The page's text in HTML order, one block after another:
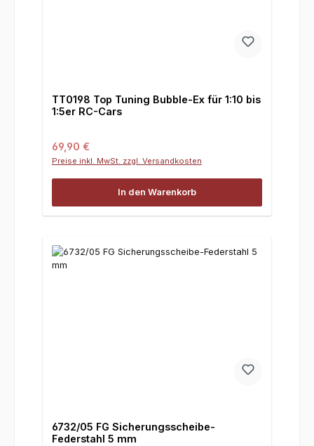
TT0198 Top Tuning Bubble-Ex für 1:10 bis
1:5er RC-Cars
Regulärer Preis:
69,90 €
Preise inkl. MwSt. zzgl. Versandkosten
In den Warenkorb
6732/05 FG Sicherungsscheibe-
Federstahl 5 mm